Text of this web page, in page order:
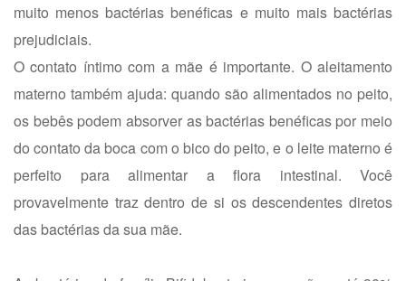
muito menos bactérias benéficas e muito mais bactérias
prejudiciais.
O contato íntimo com a mãe é importante. O aleitamento
materno também ajuda: quando são alimentados no peito,
os bebês podem absorver as bactérias benéficas por meio
do contato da boca com o bico do peito, e o leite materno é
perfeito para alimentar a flora intestinal. Você
provavelmente traz dentro de si os descendentes diretos
das bactérias da sua mãe.